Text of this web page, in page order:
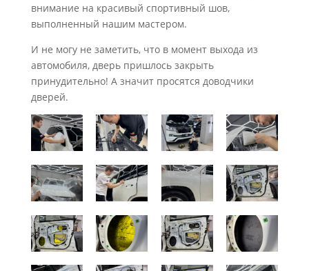
внимание на красивый спортивный шов,
выполненный нашим мастером.
И не могу не заметить, что в момент выхода из
автомобиля, дверь пришлось закрыть
принудительно! А значит просятся доводчики
дверей.